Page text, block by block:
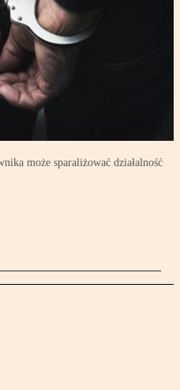
może sparaliżować działalność